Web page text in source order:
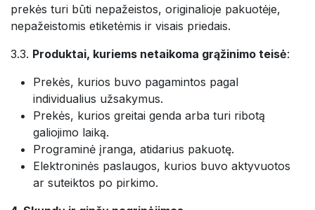
prekės turi būti nepažeistos, originalioje pakuotėje,
nepažeistomis etiketėmis ir visais priedais.
3.3. Produktai, kuriems netaikoma grąžinimo teisė:
Prekės, kurios buvo pagamintos pagal
individualius užsakymus.
Prekės, kurios greitai genda arba turi ribotą
galiojimo laiką.
Programinė įranga, atidarius pakuotę.
Elektroninės paslaugos, kurios buvo aktyvuotos
ar suteiktos po pirkimo.